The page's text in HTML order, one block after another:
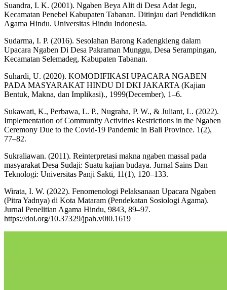
Suandra, I. K. (2001). Ngaben Beya Alit di Desa Adat Jegu,
Kecamatan Penebel Kabupaten Tabanan. Ditinjau dari Pendidikan
Agama Hindu. Universitas Hindu Indonesia.
Sudarma, I. P. (2016). Sesolahan Barong Kadengkleng dalam
Upacara Ngaben Di Desa Pakraman Munggu, Desa Serampingan,
Kecamatan Selemadeg, Kabupaten Tabanan.
Suhardi, U. (2020). KOMODIFIKASI UPACARA NGABEN
PADA MASYARAKAT HINDU DI DKI JAKARTA (Kajian
Bentuk, Makna, dan Implikasi)., 1999(December), 1–6.
Sukawati, K., Perbawa, L. P., Nugraha, P. W., & Juliant, L. (2022).
Implementation of Community Activities Restrictions in the Ngaben
Ceremony Due to the Covid-19 Pandemic in Bali Province. 1(2),
77–82.
Sukraliawan. (2011). Reinterpretasi makna ngaben massal pada
masyarakat Desa Sudaji: Suatu kajian budaya. Jurnal Sains Dan
Teknologi: Universitas Panji Sakti, 11(1), 120–133.
Wirata, I. W. (2022). Fenomenologi Pelaksanaan Upacara Ngaben
(Pitra Yadnya) di Kota Mataram (Pendekatan Sosiologi Agama).
Jurnal Penelitian Agama Hindu, 9843, 89–97.
https://doi.org/10.37329/jpah.v0i0.1619